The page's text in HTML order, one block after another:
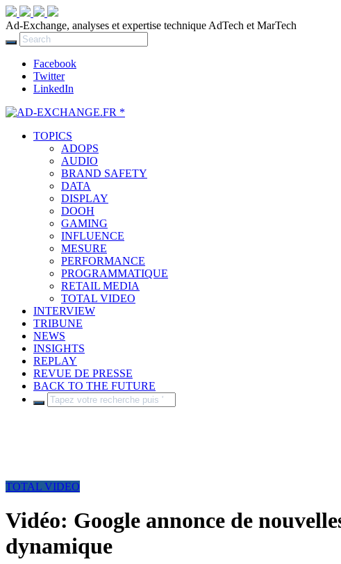
Ad-Exchange, analyses et expertise technique AdTech et MarTech
Facebook
Twitter
LinkedIn
TOPICS
ADOPS
AUDIO
BRAND SAFETY
DATA
DISPLAY
DOOH
GAMING
INFLUENCE
MESURE
PERFORMANCE
PROGRAMMATIQUE
RETAIL MEDIA
TOTAL VIDEO
INTERVIEW
TRIBUNE
NEWS
INSIGHTS
REPLAY
REVUE DE PRESSE
BACK TO THE FUTURE
TOTAL VIDEO
Vidéo: Google annonce de
dynamique